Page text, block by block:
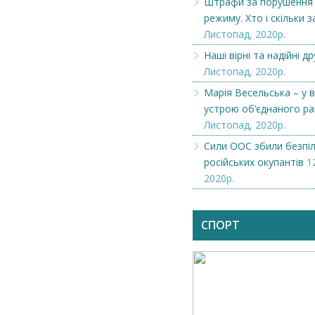
режиму. Хто і скільки
Листопад, 2020р.
Наші вірні та надійні
Листопад, 2020р.
Марія Весельська – у
устрою об’єднаного
Листопад, 2020р.
Сили ООС збили
російських окупантів
2020р.
СПОРТ